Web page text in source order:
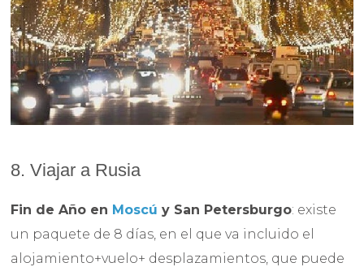
8. Viajar a Rusia
Fin de Año en Moscú y San Petersburgo: existe
un paquete de 8 días, en el que va incluido el
alojamiento+vuelo+ desplazamientos, que puede